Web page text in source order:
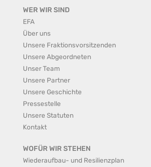
WER WIR SIND
EFA
Über uns
Unsere Fraktionsvorsitzenden
Unsere Abgeordneten
Unser Team
Unsere Partner
Unsere Geschichte
Pressestelle
Unsere Statuten
Kontakt
WOFÜR WIR STEHEN
Wiederaufbau- und Resilienzplan